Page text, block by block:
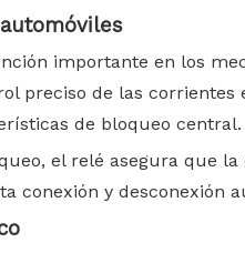
importante en los
preciso de las
de bloqueo central.
el relé asegura que
conexión y desconexión